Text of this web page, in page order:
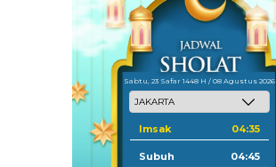
Sabtu, 23 Safar 1448 H / 08 Agustus 2026
Imsak 04:35
Subuh 04:45